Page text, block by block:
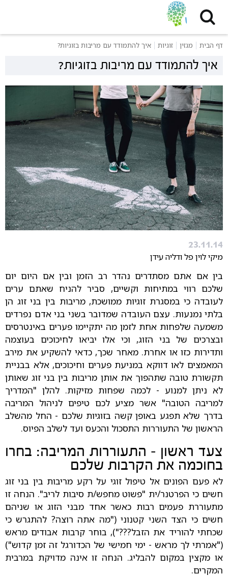
דף הבית מגזין זוגיות איך להתמודד עם מריבות בזוגיות?
איך להתמודד עם מריבות בזוגיות?
23.11.14
מיקי לוין פל ודליה עידן
בין אם אתם מסתדרים נהדר רב הזמן ובין אם היום יום
שלכם רווי במתיחות וקשיים, סביר להניח שאתם ערים
לעובדה כי במסגרת זוגיות ממושכת, מריבות בין בני זוג הן
בלתי נמנעות. עצם העובדה שמדובר בשני בני אדם נפרדים
משמעה שלפחות אחת לזמן מה יתקיימו פערים באינטרסים
ובצרכים של בני הזוג, וכי אלו יביאו לחיכוכים בעוצמה
ותדירות כזו או אחרת. מאחר שכך, כדאי להשקיע את מירב
המאמצים לאו דווקא במניעת פערים וחיכוכים, אלא בבניית
תקשורת טובה שתהפוך את אותן מריבות בין בני זוג שאותן
לא ניתן למנוע - לכמה שפחות מזיקות. להלן "המדריך
למריבה הטובה" אשר מציע לכם טיפים לניהול המריבה
בדרך שלא תפגע באופן קשה בזוגיות שלכם - החל מהשלב
הראשון של התעוררות התסכול והכעס ועד לשלב הפיוס.
צעד ראשון - התעוררות המריבה: בחרו
בחוכמה את הקרבות שלכם
לא פעם הפונים אל טיפול זוגי על רקע מריבות בין בני זוג
חשים כי הפרטנר/ית "פשוט מחפש/ת סיבות לריב". הנחה זו
מתעוררת פעמים רבות כאשר אחד מבני הזוג או שניהם
חשים כי הצד השני קטנוני ("מה אתה רוצה? להתגרש כי
שכחתי להוריד את הזבל???"), בוחר קרבות אבודים מראש
("אמרתי לך מראש - ימי חמישי של הכדורגל זה זמן קדוש")
או מקצין במקום להבליג. הנחה זו אינה מדויקת במרבית
המקרים.